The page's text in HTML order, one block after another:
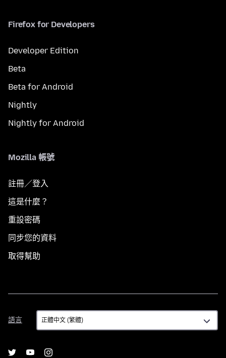
Firefox for Developers
Developer Edition
Beta
Beta for Android
Nightly
Nightly for Android
Mozilla 帳號
註冊／登入
這是什麼？
重設密碼
同步您的資料
取得幫助
語言
語
言